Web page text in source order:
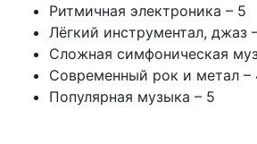
Ритмичная электроника – 5
Лёгкий инструментал, джаз
Сложная симфоническая
Современный рок и метал –
Популярная музыка – 5